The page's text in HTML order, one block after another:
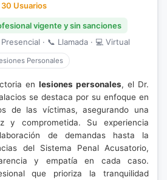
30 Usuarios
vigente y sin sanciones
· 📞 Llamada · 💻 Virtual
Personales
en lesiones personales, el Dr.
se destaca por su enfoque en
de las víctimas, asegurando una
y comprometida. Su experiencia
de demandas hasta la
del Sistema Penal Acusatorio,
y empatía en cada caso.
que prioriza la tranquilidad